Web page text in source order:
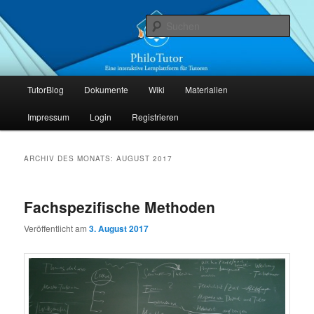
primären
Inhalt
springen
sekundären
Inhalt
springenPhiloTutor
TutorBlog Dokumente Wiki Materialien
Impressum Login Registrieren
ARCHIV DES MONATS:AUGUST 2017
Fachspezifische Methoden
Veröffentlicht am3. August 2017